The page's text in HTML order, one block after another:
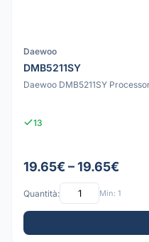
Daewoo
DMB5211SY
Daewoo DMB5211SY
13
19.65€ – 19.65€
Quantità: Min: 1